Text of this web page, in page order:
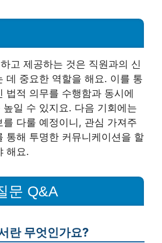
고 제공하는 것은 직원과의 신
데 중요한 역할을 해요. 이를 통
법적 의무를 수행함과 동시에
일 수 있지요. 다음 기회에는
다룰 예정이니, 관심 가져주
통해 투명한 커뮤니케이션을 할
해요.
문 Q&A
란 무엇인가요?